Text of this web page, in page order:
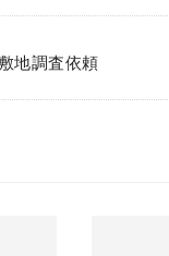
敷地調査依頼